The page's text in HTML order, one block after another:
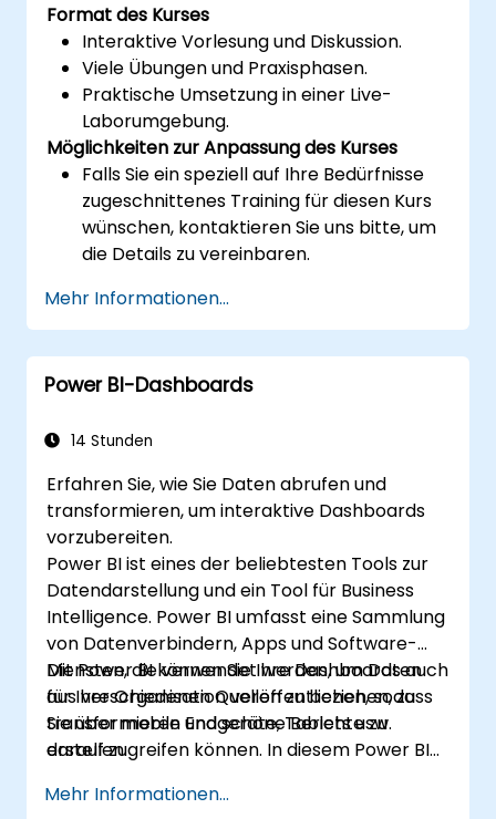
Format des Kurses
Interaktive Vorlesung und Diskussion.
Viele Übungen und Praxisphasen.
Praktische Umsetzung in einer Live-
Laborumgebung.
Möglichkeiten zur Anpassung des Kurses
Falls Sie ein speziell auf Ihre Bedürfnisse
zugeschnittenes Training für diesen Kurs
wünschen, kontaktieren Sie uns bitte, um
die Details zu vereinbaren.
Mehr Informationen...
Power BI-Dashboards
14 Stunden
Erfahren Sie, wie Sie Daten abrufen und
transformieren, um interaktive Dashboards
vorzubereiten.
Power BI ist eines der beliebtesten Tools zur
Datendarstellung und ein Tool für Business
Intelligence. Power BI umfasst eine Sammlung
von Datenverbindern, Apps und Software-
Diensten, die verwendet werden, um Daten
aus verschiedenen Quellen zu beziehen, zu
transformieren und schöne Berichte zu
erstellen.
Mit Power BI können Sie Ihre Dashboards auch
für Ihre Organisation veröffentlichen, sodass
Sie über mobile Endgeräte, Tablets usw.
darauf zugreifen können. In diesem Power BI-
Sie eine Verbindung zu mehreren
Mehr Informationen...